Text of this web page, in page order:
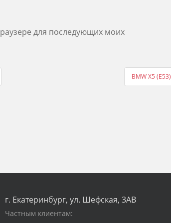
для последующих моих
BMW X5 (E53)
г. Екатеринбург, ул. Шефская, 3АВ
Частным клиентам: